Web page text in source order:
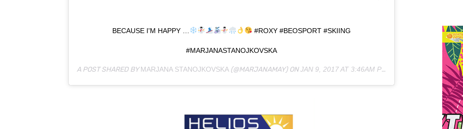
BECAUSE I'M HAPPY … #ROXY #BEOSPORT #SKIING
#MARJANASTANOJKOVSKA
A POST SHARED BYMARJANA STANOJKOVSKA (@MARJANAMAY) ONJAN 9, 2017 AT 3:46AM PST